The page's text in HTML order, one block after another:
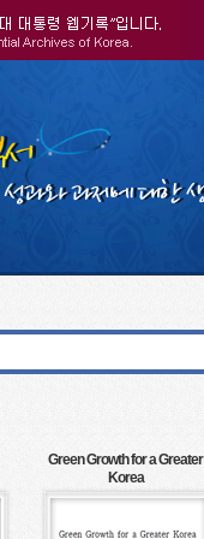
Green Growth for a Greater
Korea